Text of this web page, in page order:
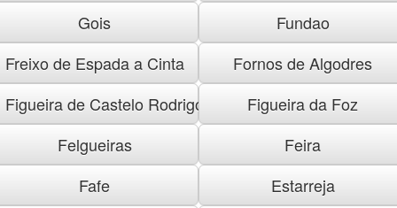
Gois
Fundao
Freixo de Espada a Cinta
Fornos de Algodres
Figueira de Castelo Rodrigo
Figueira da Foz
Felgueiras
Feira
Fafe
Estarreja